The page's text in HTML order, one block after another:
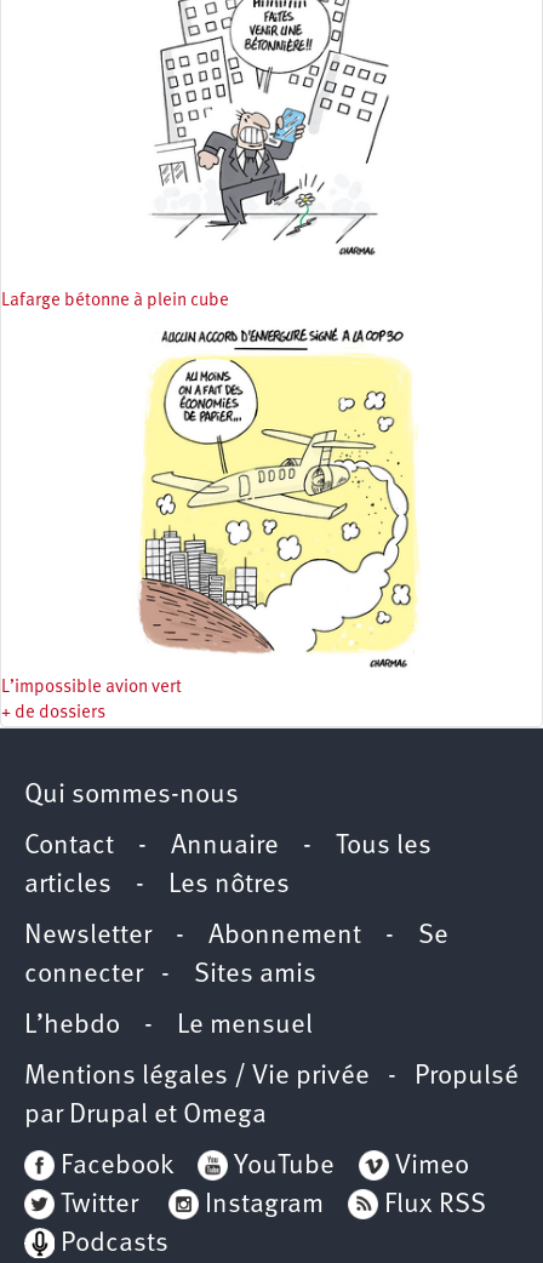
Lafarge bétonne à plein cube
L’impossible avion vert
+ de dossiers
Qui sommes-nous
Contact - Annuaire -
Tous les
articles - Les nôtres
Newsletter- Abonnement - Se
connecter- Sites amis
L’hebdo - Le mensuel
Mentions légales / Vie privée - Propulsé
par Drupal et Omega
Facebook
YouTube
Vimeo
Twitter
Instagram
Flux RSS
Podcasts